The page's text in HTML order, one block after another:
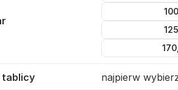
tablicy najpierw